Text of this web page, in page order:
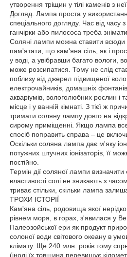
утворення тріщин у тілі каменів з неї.
Догляд. Лампа проста у
спеціального догляду. Час від часу
ганчірки або пилососа треба знімати
Соляні лампи можна ставити всюди
пам'ятати, що кам'яна сіль, як і
у воді, а увібравши багато вологи,
може розсипатися. Тому не слід
поблизу від джерел підвищеної
електрочайників, домашніх
акваріумів, вологолюбних рослин і
місце і у ванній кімнаті. З тієї ж
тримати соляну лампу довго на
сирому приміщенні. Якщо лампа
спосіб поправить справа – це
Оскільки соляна лампа дає м'яку
потужних штучних іонізаторів, її
постійно.
Термін дії соляної лампи визначити
властивості солі не зникають з
триває стільки, скільки лампа
ТРОХИ ІСТОРІЇ
Кам'яна сіль, родовища якої
рівнем моря, в горах, з'явилася у
Палеозойської ери як продукт
солоної води світового океану в
клімату. Ще 240 млн. років тому
(іноді їх товщина перевищує